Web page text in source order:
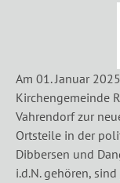
Am 01. Januar
Kirchengemeinde
Vahrendorf zur
Ortsteile in der
Dibbersen und
i.d.N. gehören,